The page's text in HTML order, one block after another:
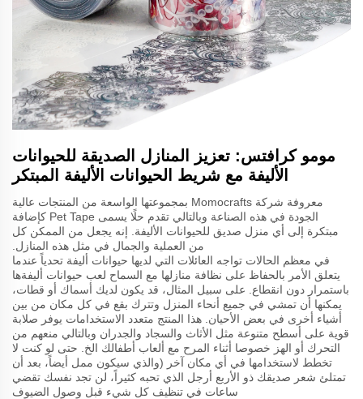
مومو كرافتس: تعزيز المنازل الصديقة للحيوانات
الأليفة مع شريط الحيوانات الأليفة المبتكر
معروفة شركة Momocrafts بمجموعتها الواسعة من المنتجات عالية
الجودة في هذه الصناعة وبالتالي تقدم حلًا يسمى Pet Tape كإضافة
مبتكرة إلى أي منزل صديق للحيوانات الأليفة. إنه يجعل من الممكن كل
من العملية والجمال في مثل هذه المنازل.
في معظم الحالات تواجه العائلات التي لديها حيوانات أليفة تحدياً عندما
يتعلق الأمر بالحفاظ على نظافة منازلها مع السماح لعب حيوانات أليفةها
باستمرار دون انقطاع. على سبيل المثال، قد يكون لديك أسماك أو قطات،
يمكنها أن تمشي في جميع أنحاء المنزل وتترك بقع في كل مكان من بين
أشياء أخرى في بعض الأحيان. هذا المنتج متعدد الاستخدامات يوفر صلابة
قوية على أسطح متنوعة مثل الأثاث والسجاد والجدران وبالتالي منعهم من
التحرك أو الهز خصوصا أثناء المرح مع ألعاب أطفالك الخ. حتى لو كنت لا
تخطط لاستخدامها في أي مكان آخر (والذي سيكون ممل أيضاً، بعد أن
تمتلئ شعر صديقك ذو الأربع أرجل الذي تحبه كثيراً، لن تجد نفسك تقضي
ساعات في تنظيف كل شيء قبل وصول الضيوف